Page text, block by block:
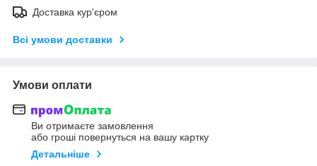
Доставка кур'єром
Всі умови доставки
Умови оплати
Ви отримаєте замовлення
або гроші повернуться на вашу картку
Детальніше